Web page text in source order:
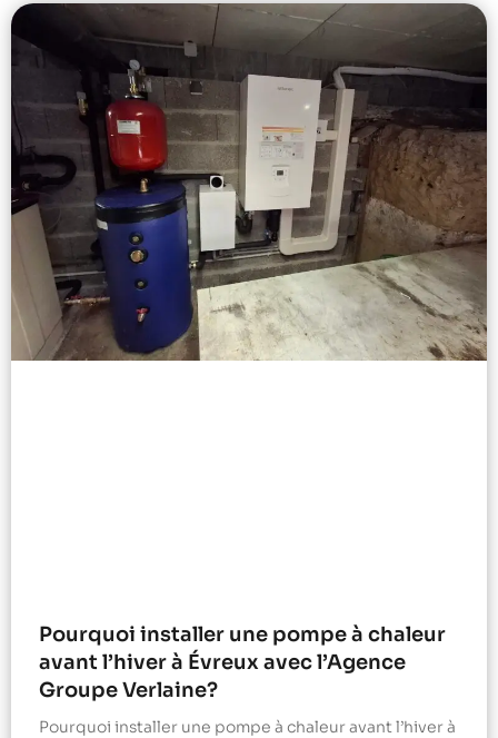
Pourquoi installer une pompe à chaleur
avant l’hiver à Évreux avec l’Agence
Groupe Verlaine?
Pourquoi installer une pompe à chaleur avant l’hiver à